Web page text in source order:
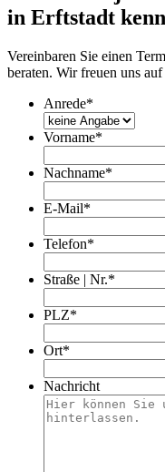
in Erftstadt
Vereinbaren Sie einen
beraten. Wir freuen uns
Anrede*
Vorname*
Nachname*
E-Mail*
Telefon*
Straße | Nr.*
PLZ*
Ort*
Nachricht